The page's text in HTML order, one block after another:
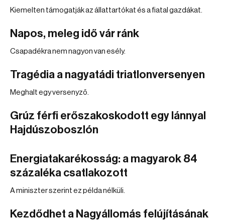
Kiemelten támogatják az állattartókat és a fiatal gazdákat.
Napos, meleg idő vár ránk
Csapadékra nem nagyon van esély.
Tragédia a nagyatádi triatlonversenyen
Meghalt egy versenyző.
Grúz férfi erőszakoskodott egy lánnyal
Hajdúszoboszlón
Energiatakarékosság: a magyarok 84
százaléka csatlakozott
A miniszter szerint ez példa nélküli.
Kezdődhet a Nagyállomás felújításának